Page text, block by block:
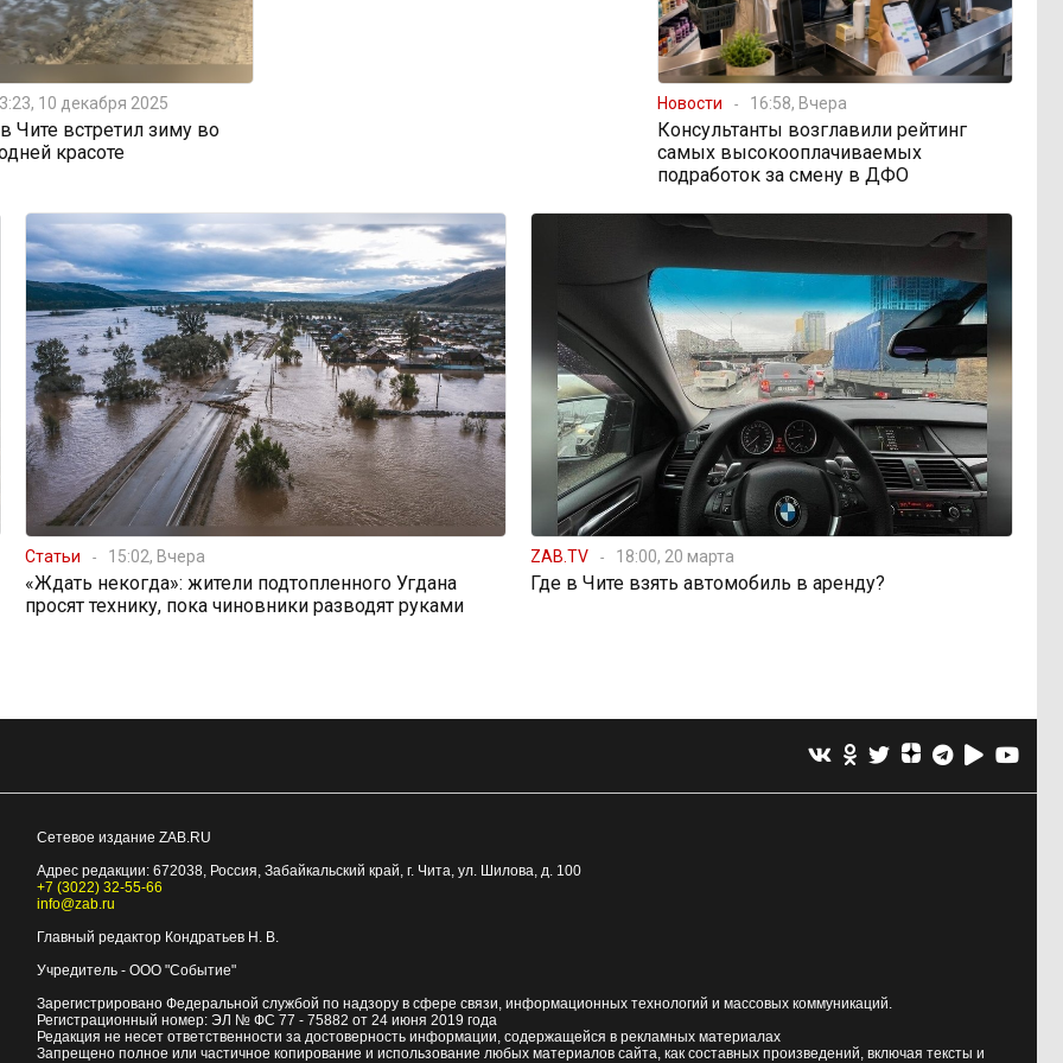
10 декабря 2025
встретил зиму во
красоте
Новости 16:58, Вчера
Консультанты возглавили рейтинг
самых высокооплачиваемых
подработок за смену в ДФО
Статьи 15:02, Вчера
«Ждать некогда»: жители подтопленного Угдана
просят технику, пока чиновники разводят руками
ZAB.TV 18:00, 20 марта
Где в Чите взять автомобиль в аренду?
Сетевое издание ZAB.RU
Адрес редакции: 672038, Россия, Забайкальский край, г. Чита, ул. Шилова, д. 100
+7 (3022) 32-55-66
info@zab.ru
Главный редактор Кондратьев Н. В.
Учредитель - ООО "Событие"
Зарегистрировано Федеральной службой по надзору в сфере связи, информационных технологий и массовых коммуникаций.
Регистрационный номер: ЭЛ № ФС 77 - 75882 от 24 июня 2019 года
Редакция не несет ответственности за достоверность информации, содержащейся в рекламных материалах
Запрещено полное или частичное копирование и использование любых материалов сайта, как составных произведений, включая тексты и